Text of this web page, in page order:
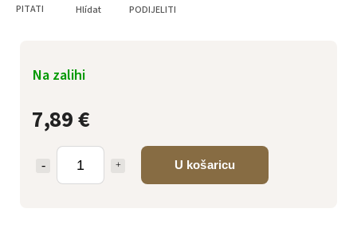
7,89 €
U košaricu
Na zalihi
PITATI Hlídat PODIJELITI